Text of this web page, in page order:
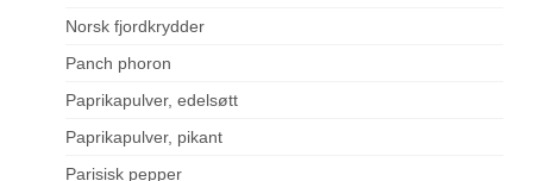
Norsk fjordkrydder
Panch phoron
Paprikapulver, edelsøtt
Paprikapulver, pikant
Parisisk pepper